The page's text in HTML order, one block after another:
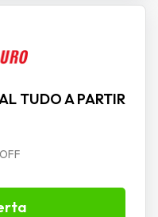
TUDO A PARTIR